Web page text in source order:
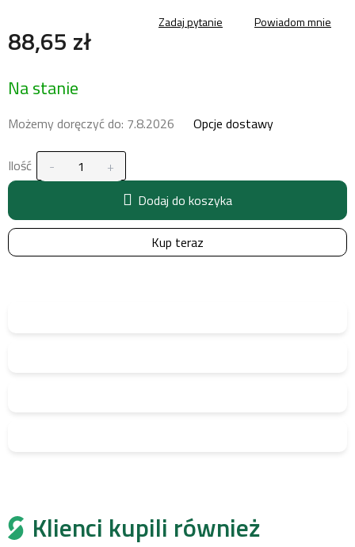
88,65 zł
jednostkowa:
Na stanie
Możemy doręczyć do: 7.8.2026 Opcje dostawy
Ilość
Dodaj do koszyka
Kup teraz
Zadaj pytanie Powiadom mnie
Klienci kupili również